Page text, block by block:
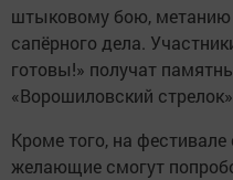
штыковому бою, метанию
сапёрного дела.
готовы!» получат
«Ворошиловский
Кроме того, на фестивале
желающие смогут